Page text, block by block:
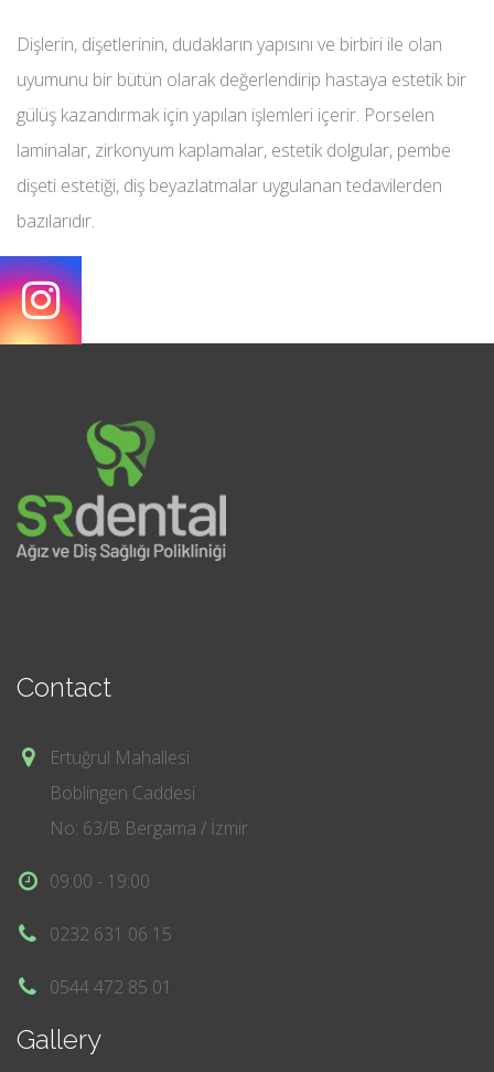
Dişlerin, dişetlerinin, dudakların yapısını ve birbiri ile olan
uyumunu bir bütün olarak değerlendirip hastaya estetik bir
gülüş kazandırmak için yapılan işlemleri içerir. Porselen
laminalar, zirkonyum kaplamalar, estetik dolgular, pembe
dişeti estetiği, diş beyazlatmalar uygulanan tedavilerden
bazılarıdır.
Contact
Ertuğrul Mahallesi
Böblingen Caddesi
No: 63/B Bergama / İzmir
09:00 - 19:00
0232 631 06 15
0544 472 85 01
Gallery